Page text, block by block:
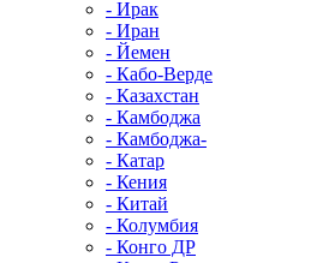
- Ирак
- Иран
- Йемен
- Кабо-Верде
- Казахстан
- Камбоджа
- Камбоджа-
- Катар
- Кения
- Китай
- Колумбия
- Конго ДР